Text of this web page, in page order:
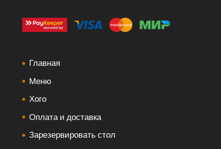
Главная
Меню
Хого
Оплата и доставка
Зарезервировать стол